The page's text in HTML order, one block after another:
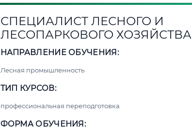
СПЕЦИАЛИСТ ЛЕСНОГО И
ЛЕСОПАРКОВОГО ХОЗЯЙСТВА
НАПРАВЛЕНИЕ ОБУЧЕНИЯ:
Лесная промышленность
ТИП КУРСОВ:
профессиональная переподготовка
ФОРМА ОБУЧЕНИЯ: